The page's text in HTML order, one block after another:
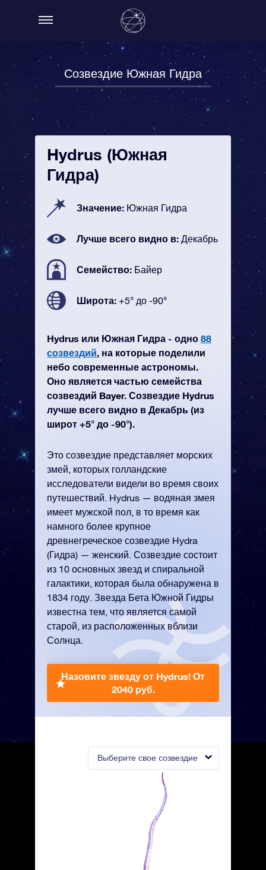
Созвездие Южная Гидра
Выберите свое созвездие
Hydrus (Южная
Гидра)
Значение: Южная Гидра
Лучше всего видно в: Декабрь
Семейство: Байер
Широта: +5° до -90°
Hydrus или Южная Гидра - одно 88
созвездий, на которые поделили
небо современные астрономы.
Оно является частью семейства
созвездий Bayer. Созвездие Hydrus
лучше всего видно в Декабрь (из
широт +5° до -90°).
Это созвездие представляет морских
змей, которых голландские
исследователи видели во время своих
путешествий. Hydrus — водяная змея
имеет мужской пол, в то время как
намного более крупное
древнегреческое созвездие Hydra
(Гидра) — женский. Созвездие состоит
из 10 основных звезд и спиральной
галактики, которая была обнаружена в
1834 году. Звезда Бета Южной Гидры
известна тем, что является самой
старой, из расположенных вблизи
Солнца.
Назовите звезду от Hydrus! От
2040 руб.